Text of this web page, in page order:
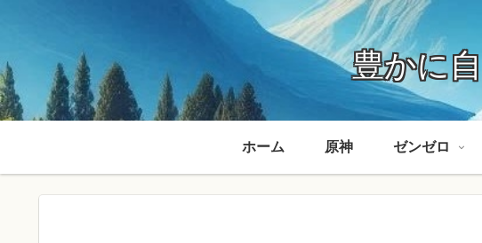
豊かに
ホーム 原神 ゼンゼロ